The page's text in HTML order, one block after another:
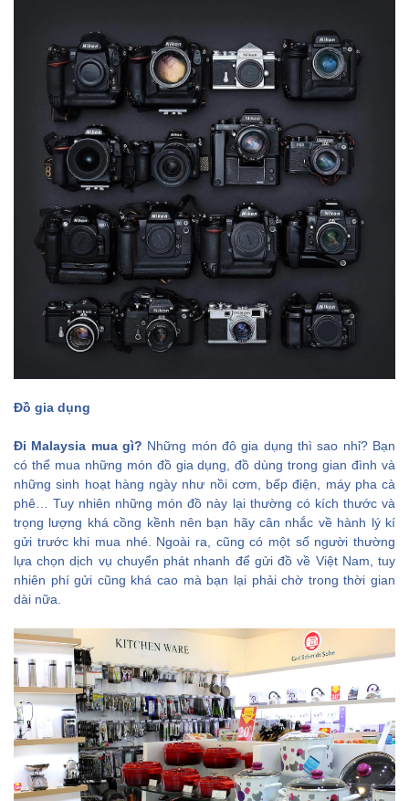
Đồ gia dụng
Đi Malaysia mua gì? Những món đô gia dụng thì sao nhỉ? Bạn
có thể mua những món đồ gia dụng, đồ dùng trong gian đình và
những sinh hoạt hàng ngày như nồi cơm, bếp điện, máy pha cà
phê… Tuy nhiên những món đồ này lại thường có kích thước và
trọng lượng khá cồng kềnh nên bạn hãy cân nhắc về hành lý kí
gửi trước khi mua nhé. Ngoài ra, cũng có một số người thường
lựa chọn dịch vụ chuyển phát nhanh để gửi đồ về Việt Nam, tuy
nhiên phí gửi cũng khá cao mà bạn lại phải chờ trong thời gian
dài nữa.